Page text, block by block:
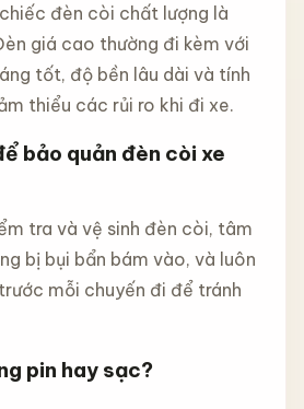
đèn còi chất lượng là
giá cao thường đi kèm với
tốt, độ bền lâu dài và tính
thiểu các rủi ro khi đi xe.
bảo quản đèn còi xe
tra và vệ sinh đèn còi, tâm
bị bụi bẩn bám vào, và luôn
mỗi chuyến đi để tránh
pin hay sạc?